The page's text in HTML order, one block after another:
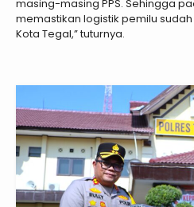
masing-masing PPS. Sehingga
memastikan logistik pemilu sudah
Kota Tegal,” tuturnya.